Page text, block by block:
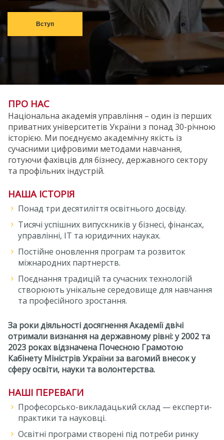
Вступ
ПРО НАС
Національна академія управління – один із перших
приватних університетів України з понад 30-річною
історією. Ми поєднуємо академічну якість із
сучасними цифровими методами навчання,
готуючи фахівців для бізнесу, державного сектору
та профільних індустрій.
НАША ІСТОРІЯ
Понад три десятиліття освітнього досвіду.
Тисячі успішних випускників у бізнесі, фінансах,
управлінні, ІТ та юридичних науках.
Постійне оновлення програм та розвиток
міжнародних партнерств.
Поєднання традицій та сучасних технологій
створюють унікальне середовище для навчання
та професійного зростання.
За роки діяльності досягнення Академії двічі
отримали визнання на державному рівні: у 2002 та
2023 роках відзначена Почесною Грамотою
Кабінету Міністрів України за вагомий внесок у
сферу освіти, науки та волонтерства.
НАШІ ПЕРЕВАГИ
Професорсько-викладацький склад — експерти-
практики та науковці.
Освітні програми створені під потреби ринку